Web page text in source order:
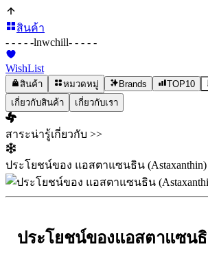
สินค้า
- - - - -lnwchill- - - - -
WishList
สินค้า หมวดหมู่ Brands TOP10
เกี่ยวกับสินค้า
เกี่ยวกับเรา
สาระน่ารู้เกี่ยวกับ >>
ประโยชน์ของ แอสตาแซนธิน (Astaxanthin)
ประโยชน์ของแอสตาแซน